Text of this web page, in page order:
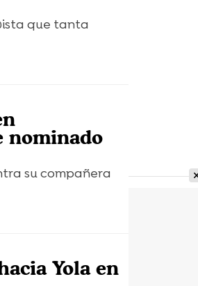
que tanta
nominado
su compañera
Yola en